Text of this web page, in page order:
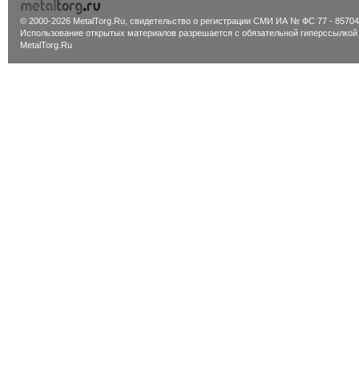
© 2000-2026 MetalTorg.Ru, cвидетельство о регистрации СМИ ИА № ФС 77 - 85704
Использование открытых материалов разрешается с обязательной гиперссылкой
MetalTorg.Ru